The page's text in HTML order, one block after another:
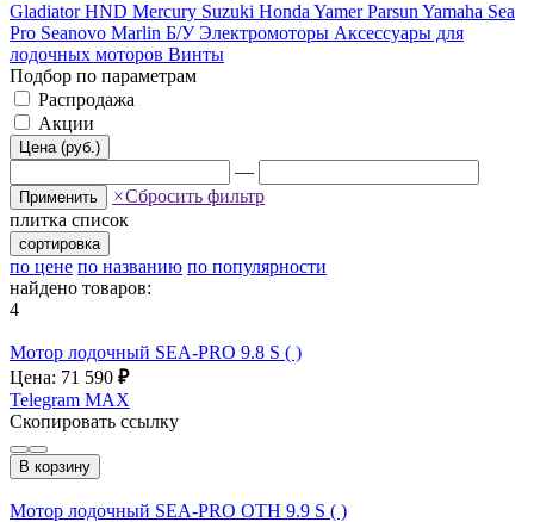
GladiatorHND Mercury Suzuki Honda YamerParsun Yamaha Sea
Pro Seanovo Marlin Б/УЭлектромоторы Аксессуары для
лодочных моторов Винты
Подбор по параметрам
Распродажа
Акции
Цена (руб.)
—
Применить ×Сбросить фильтр
плитка список
сортировка
по цене по названию по популярности
найдено товаров:
4
Мотор лодочный SEA-PRO 9.8 S ( )
Цена: 71 590 ₽
Telegram MAX
Скопировать ссылку
В корзину
Мотор лодочный SEA-PRO OTH 9.9 S ( )